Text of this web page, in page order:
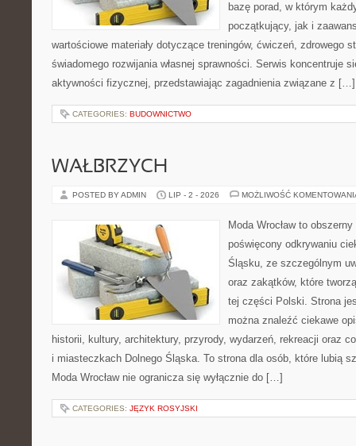
bazę porad, w którym
początkujący, jak i
wartościowe materiały dotyczące treningów, ćwiczeń, zdrowego
świadomego rozwijania własnej sprawności. Serwis koncentruje
aktywności fizycznej, przedstawiając zagadnienia związane z […]
CATEGORIES: BUDOWNICTWO
WAŁBRZYCH
POSTED BY ADMIN LIP - 2 - 2026 MOŻLIWOŚĆ
Moda Wrocław to
poświęcony odkrywaniu
Śląsku, ze szczególnym
oraz zakątków, które
tej części Polski. Strona
można znaleźć ciekawe
historii, kultury, architektury, przyrody, wydarzeń, rekreacji oraz
i miasteczkach Dolnego Śląska. To strona dla osób, które lubią
Moda Wrocław nie ogranicza się wyłącznie do […]
CATEGORIES: JĘZYK ROSYJSKI